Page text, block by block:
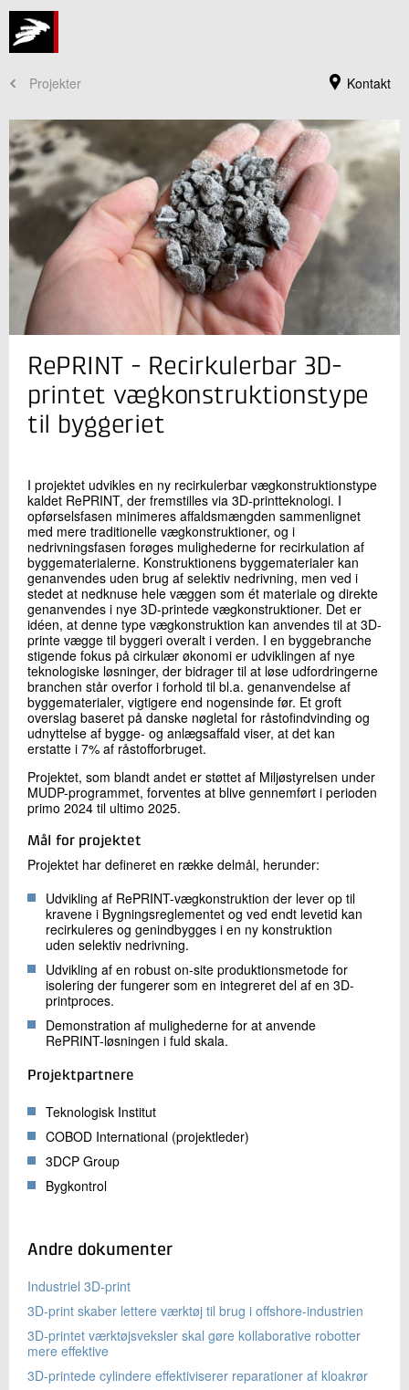
Kontakt
Projekter
Jeg er din kontaktperson
Thomas Juul Andersen
Sektionsleder, Arkitekt MAA
Beton
+45 72 20 21 57
Send e-mail
Skriv til mig
Send
RePRINT - Recirkulerbar 3D-
printet vægkonstruktionstype
til byggeriet
I projektet udvikles en ny recirkulerbar vægkonstruktionstype
kaldet RePRINT, der fremstilles via 3D-printteknologi. I
opførselsfasen minimeres affaldsmængden sammenlignet
med mere traditionelle vægkonstruktioner, og i
nedrivningsfasen forøges mulighederne for recirkulation af
byggematerialerne. Konstruktionens byggematerialer kan
genanvendes uden brug af selektiv nedrivning, men ved i
stedet at nedknuse hele væggen som ét materiale og direkte
genanvendes i nye 3D-printede vægkonstruktioner. Det er
idéen, at denne type vægkonstruktion kan anvendes til at 3D-
printe vægge til byggeri overalt i verden. I en byggebranche
stigende fokus på cirkulær økonomi er udviklingen af nye
teknologiske løsninger, der bidrager til at løse udfordringerne
branchen står overfor i forhold til bl.a. genanvendelse af
byggematerialer, vigtigere end nogensinde før. Et groft
overslag baseret på danske nøgletal for råstofindvinding og
udnyttelse af bygge- og anlægsaffald viser, at det kan
erstatte i 7% af råstofforbruget.
Projektet, som blandt andet er støttet af Miljøstyrelsen under
MUDP-programmet, forventes at blive gennemført i perioden
primo 2024 til ultimo 2025.
Mål for projektet
Projektet har defineret en række delmål, herunder:
Udvikling af RePRINT-vægkonstruktion der lever op til
kravene i Bygningsreglementet og ved endt levetid kan
recirkuleres og genindbygges i en ny konstruktion
uden selektiv nedrivning.
Udvikling af en robust on-site produktionsmetode for
isolering der fungerer som en integreret del af en 3D-
printproces.
Demonstration af mulighederne for at anvende
RePRINT-løsningen i fuld skala.
Projektpartnere
Teknologisk Institut
COBOD International (projektleder)
3DCP Group
Bygkontrol
Andre dokumenter
Industriel 3D-print
3D-print skaber lettere værktøj til brug i offshore-industrien
3D-printet værktøjsveksler skal gøre kollaborative robotter
mere effektive
3D-printede cylindere effektiviserer reparationer af kloakrør